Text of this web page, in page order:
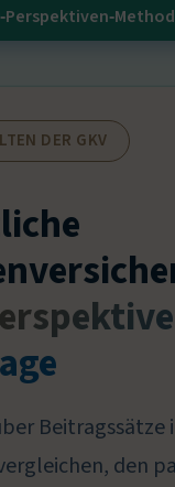
DER GKV
den